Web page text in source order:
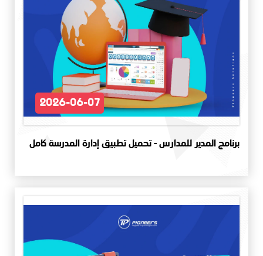
2026-06-07
برنامج المدير للمدارس - تحميل تطبيق إدارة المدرسة كامل